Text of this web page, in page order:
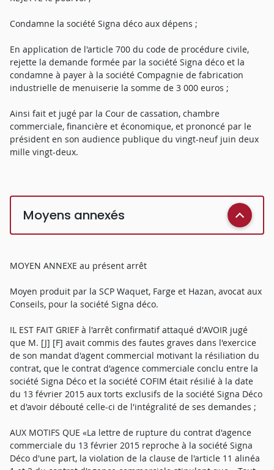
Condamne la société Signa déco aux dépens ;
En application de l'article 700 du code de procédure civile,
rejette la demande formée par la société Signa déco et la
condamne à payer à la société Compagnie de fabrication
industrielle de menuiserie la somme de 3 000 euros ;
Ainsi fait et jugé par la Cour de cassation, chambre
commerciale, financière et économique, et prononcé par le
président en son audience publique du vingt-neuf juin deux
mille vingt-deux.
Moyens annexés
MOYEN ANNEXE au présent arrêt
Moyen produit par la SCP Waquet, Farge et Hazan, avocat aux
Conseils, pour la société Signa déco.
IL EST FAIT GRIEF à l'arrêt confirmatif attaqué d'AVOIR jugé
que M. [J] [F] avait commis des fautes graves dans l'exercice
de son mandat d'agent commercial motivant la résiliation du
contrat, que le contrat d'agence commerciale conclu entre la
société Signa Déco et la société COFIM était résilié à la date
du 13 février 2015 aux torts exclusifs de la société Signa Déco
et d'avoir débouté celle-ci de l'intégralité de ses demandes ;
AUX MOTIFS QUE «La lettre de rupture du contrat d'agence
commerciale du 13 février 2015 reproche à la société Signa
Déco d'une part, la violation de la clause de l'article 11 alinéa